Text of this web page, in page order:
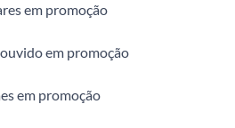
em promoção
em promoção
em promoção